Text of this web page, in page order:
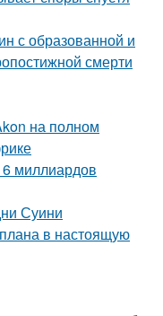
с образованной и
смерти
на полном
миллиардов
Суини
в настоящую